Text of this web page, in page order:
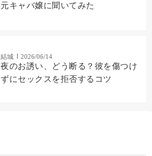
元キャバ嬢に聞いてみた
結城 2026/06/14
夜のお誘い、どう断る？彼を傷つけ
ずにセックスを拒否するコツ